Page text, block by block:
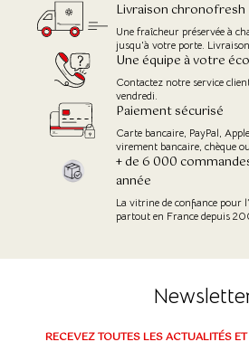
Livraison chronofresh
Une fraîcheur préservée à
jusqu'à votre porte.
Une équipe à votre
Contactez notre service
vendredi.
Paiement sécurisé
Carte bancaire, PayPal,
virement bancaire, chèque
+ de 6 000
année
La vitrine de confiance pour
partout en France depuis
RECEVEZ TOUTES LES ACTUALITÉS